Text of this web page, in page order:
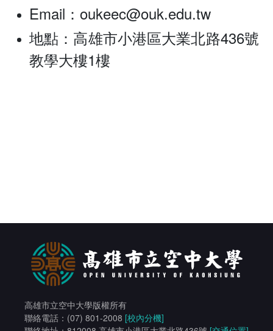
活動花絮
諮詢信箱
法令規章
相關連結
Email：oukeec@ouk.edu.tw
地點：高雄市小港區大業北路436號
教學大樓1樓
高雄市立空中大學版權所有
聯絡電話：(07) 801-2008 [校內分機]